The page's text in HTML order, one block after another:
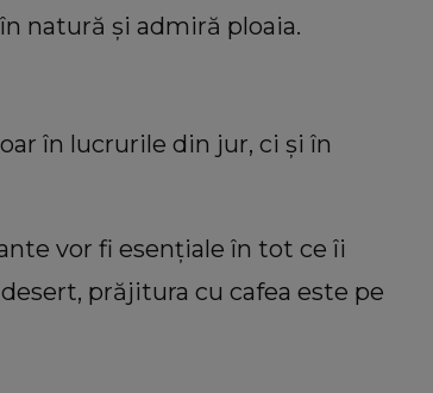
natură și admiră ploaia.
în lucrurile din jur, ci și în
vor fi esențiale în tot ce îi
prăjitura cu cafea este pe